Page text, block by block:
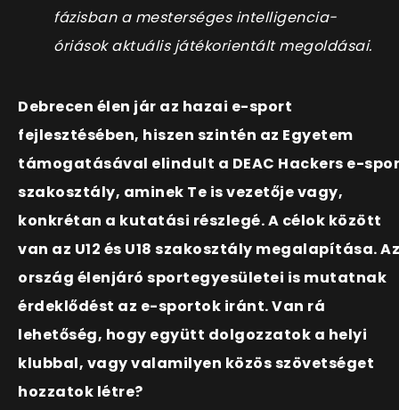
fázisban a mesterséges intelligencia-
óriások aktuális játékorientált megoldásai.
Debrecen élen jár az hazai e-sport
fejlesztésében, hiszen szintén az Egyetem
támogatásával elindult a DEAC Hackers e-
szakosztály, aminek Te is vezetője vagy,
konkrétan a kutatási részlegé. A célok között
van az U12 és U18 szakosztály megalapítása. Az
ország élenjáró sportegyesületei is mutatnak
érdeklődést az e-sportok iránt. Van rá
lehetőség, hogy együtt dolgozzatok a helyi
klubbal, vagy valamilyen közös szövetséget
hozzatok létre?